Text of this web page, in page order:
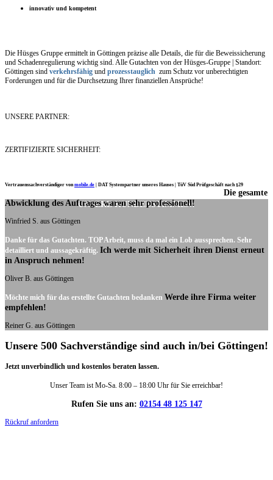
innovativ und kompetent
Die Hüsges Gruppe ermittelt in Göttingen präzise alle Details, die für die Beweissicherung
und Schadenregulierung wichtig sind. Alle Gutachten von der Hüsges-Gruppe | Standort:
Göttingen sind verkehrsfähig und prozesstauglich zum Schutz vor unberechtigten
Forderungen und für die Durchsetzung Ihrer finanziellen Ansprüche!
UNSERE PARTNER:
ZERTIFIZIERTE SICHERHEIT:
Vertrauenssachverständiger vonmobile.de DAT Systempartner unseres Hauses | TüV Süd Prüfgeschäft nach §29
UNSERE KUNDENSTIMMEN:
Die gesamte
Abwicklung des Auftrages waren sehr professionell!
Winfried S. aus Göttingen
Danke für das Gutachten. TOP Arbeit, muss da mal ein Lob aussprechen. Sehr
detailliert und aussagekräftig. Ich werde mit Sicherheit ihren Dienst erneut
in Anspruch nehmen!
Oliver B. aus Göttingen
Möchte mich für das erstellte Gutachten bedanken Werde ihre Firma weiter
empfehlen!
Reiner G. aus Göttingen
Unsere 500 Sachverständige sind auch in/bei Göttingen!
Jetzt unverbindlich und kostenlos beraten lassen.
Unser Team ist Mo-Sa. 8:00 – 18:00 Uhr für Sie erreichbar!
Rufen Sie uns an: 02154 48 125 147
Rückruf anfordern